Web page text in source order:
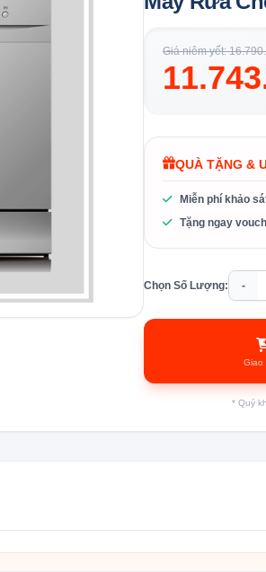
Giá niêm yết:
QUÀ TẶNG &
Miễn phí khảo
Tặng ngay
Chọn Số Lượng: -
Giao
* Quý